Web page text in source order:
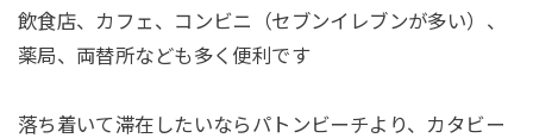
飲食店、カフェ、コンビニ（セブンイレブンが多い）、
薬局、両替所なども多く便利です
落ち着いて滞在したいならパトンビーチより、カタビー